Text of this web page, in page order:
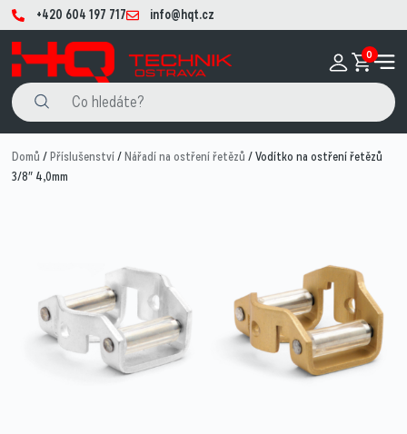
+420 604 197 717 info@hqt.cz
0
Domů /Příslušenství/Nářadí na ostření řetězů / Vodítko na ostření řetězů
3/8″ 4,0mm